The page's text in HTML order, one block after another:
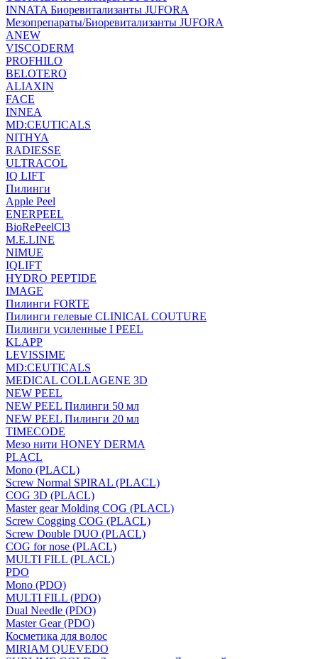
INNATA Биоревитализанты JUFORA
Мезопрепараты/Биоревитализанты JUFORA
ANEW
VISCODERM
PROFHILO
BELOTERO
ALIAXIN
FACE
INNEA
MD:CEUTICALS
NITHYA
RADIESSE
ULTRACOL
IQ LIFT
Пилинги
Apple Peel
ENERPEEL
BioRePeelCl3
M.E.LINE
NIMUE
IQLIFT
HYDRO PEPTIDE
IMAGE
Пилинги FORTE
Пилинги гелевые CLINICAL COUTURE
Пилинги усиленные I PEEL
KLAPP
LEVISSIME
MD:CEUTICALS
MEDICAL COLLAGENE 3D
NEW PEEL
NEW PEEL Пилинги 50 мл
NEW PEEL Пилинги 20 мл
TIMECODE
Мезо нити HONEY DERMA
PLACL
Mono (PLACL)
Screw Normal SPIRAL (PLACL)
COG 3D (PLACL)
Master gear Molding COG (PLACL)
Screw Cogging COG (PLACL)
Screw Double DUO (PLACL)
COG for nose (PLACL)
MULTI FILL (PLACL)
PDO
Mono (PDO)
MULTI FILL (PDO)
Dual Needle (PDO)
Master Gear (PDO)
Косметика для волос
MIRIAM QUEVEDO